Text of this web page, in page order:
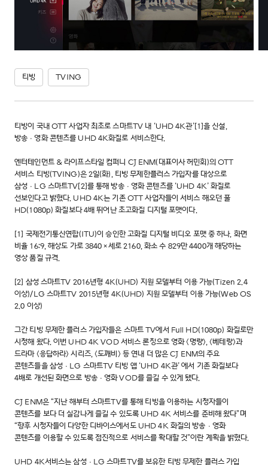
티빙 TVING
티빙이 국내 OTT 사업자 최초로 스마트TV 내 ‘UHD 4K관’[1]을 신설,
방송ㆍ영화 콘텐츠를 UHD 4K화질로 서비스한다.
엔터테인먼트 & 라이프스타일 컴퍼니 CJ ENM(대표이사 허민회)의 OTT
서비스 티빙(TVING)은 2일(화), 티빙 무제한플러스 가입자를 대상으로
삼성ㆍLG 스마트TV[2]를 통해 방송ㆍ영화 콘텐츠를 ‘UHD 4K’ 화질로
선보인다고 밝혔다. UHD 4K는 기존 OTT 사업자들이 서비스 해오던 풀
HD(1080p) 화질보다 4배 뛰어난 초고화질 디지털 포맷이다.
[1] 국제전기통신연합(ITU)이 승인한 고화질 디지털 비디오 포맷 중 하나, 화면
비율 16:9, 해상도 가로 3840×세로 2160, 화소 수 829만 4400개 해당하는
영상 품질 규격.
[2] 삼성 스마트TV 2016년형 4K(UHD) 지원 모델부터 이용 가능(Tizen 2.4
이상)/LG 스마트TV 2015년형 4K(UHD) 지원 모델부터 이용 가능(Web OS
2.0 이상)
그간 티빙 무제한 플러스 가입자들은 스마트 TV에서 Full HD(1080p) 화질로만
시청해 왔다. 이번 UHD 4K VOD 서비스 론칭으로 영화 <명량>, <베테랑>과
드라마 <응답하라> 시리즈, <도깨비> 등 연내 더 많은 CJ ENM의 주요
콘텐츠들을 삼성ㆍLG 스마트TV 티빙 앱 ‘UHD 4K관’ 에서 기존 화질보다
4배로 개선된 화면으로 방송ㆍ영화 VOD를 즐길 수 있게 됐다.
CJ ENM은 “지난 해부터 스마트TV를 통해 티빙을 이용하는 시청자들이
콘텐츠를 보다 더 실감나게 즐길 수 있도록 UHD 4K 서비스를 준비해 왔다”며
“향후 시청자들이 다양한 디바이스에서도 UHD 4K 화질의 방송ㆍ영화
콘텐츠를 이용할 수 있도록 점진적으로 서비스를 확대할 것”이란 계획을 밝혔다.
UHD 4K서비스는 삼성ㆍLG 스마트TV를 보유한 티빙 무제한 플러스 가입